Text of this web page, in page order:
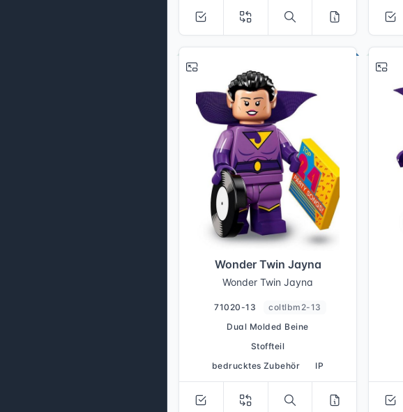
Wonder Twin Jayna
Wonder Twin Jayna
71020-13
coltlbm2-13
Dual Molded Beine
Stoffteil
bedrucktes Zubehör
IP